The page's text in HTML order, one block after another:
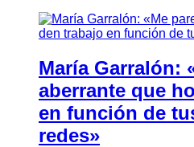
María Garralón:
aberrante que
en función de
redes»